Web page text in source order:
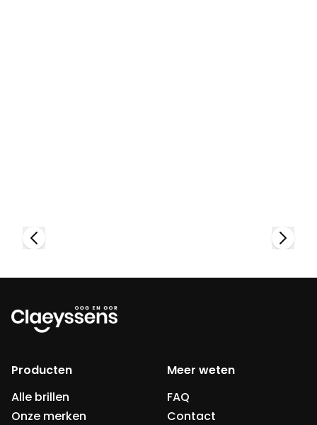
Producten
Alle brillen
Onze merken
Meer weten
FAQ
Contact